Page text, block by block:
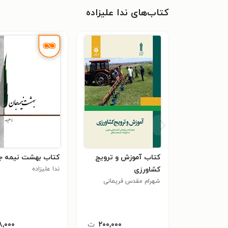
کتاب‌های ندا علیزاده
کتاب آموزش و ترویج
کشاورزی
شهرام مقدس فریمانی
۲۰۰,۰۰۰ ت
کتاب بهشت نیمه
ندا علیزاده